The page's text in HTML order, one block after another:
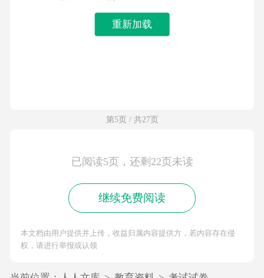
重新加载
第5页 / 共27页
已阅读5页，还剩22页未读
继续免费阅读
本文档由用户提供并上传，收益归属内容提供方，若内容存在侵
权，请进行举报或认领